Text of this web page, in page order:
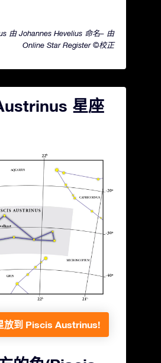
由 Johannes Hevelius 命名– 由
Online Star Register ©校正
星座
放到 Piscis Austrinus!